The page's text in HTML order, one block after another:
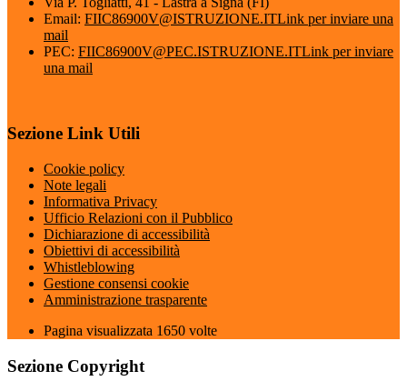
Email: FIIC86900V@ISTRUZIONE.ITLink per inviare una
mail
PEC: FIIC86900V@PEC.ISTRUZIONE.ITLink per inviare
una mail
Sezione Link Utili
Cookie policy
Note legali
Informativa Privacy
Ufficio Relazioni con il Pubblico
Dichiarazione di accessibilità
Obiettivi di accessibilità
Whistleblowing
Gestione consensi cookie
Amministrazione trasparente
Pagina visualizzata 1650 volte
Sezione Copyright